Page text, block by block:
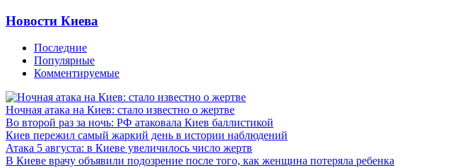
Новости Киева
Последние
Популярные
Комментируемые
Ночная атака на Киев: стало известно о жертве
Во второй раз за ночь: РФ атаковала Киев баллистикой
Киев пережил самый жаркий день в истории наблюдений
Атака 5 августа: в Киеве увеличилось число жертв
В Киеве врачу объявили подозрение после того, как женщина потеряла ребенка